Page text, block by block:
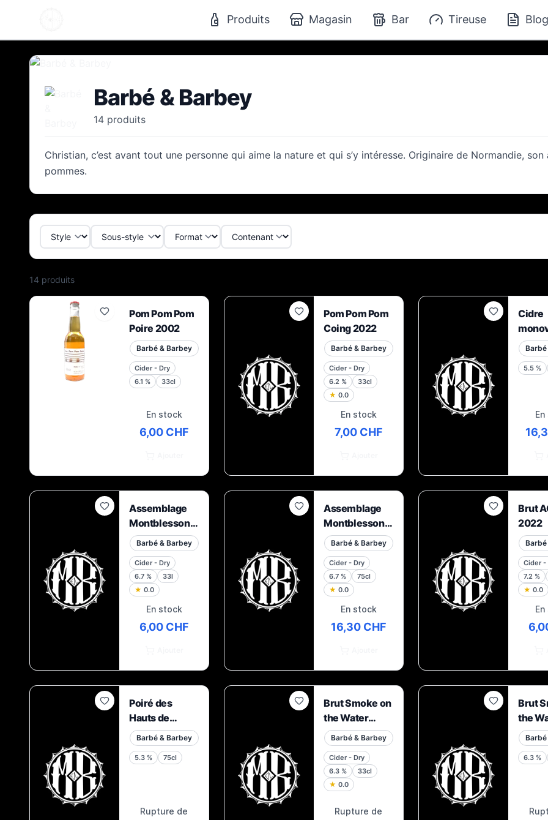
Produits Magasin Bar Tireuse Blog
Barbé & Barbey
14 produits
Christian, c’est avant tout une personne qui aime la nature et qui s’y intéresse. Originaire de Normandie,
pommes.
14 produits
Pom Pom Pom
Poire 2002
Barbé & Barbey
Cider - Dry
6.1 % 33cl
En stock
6,00 CHF
Pom Pom Pom
Coing 2022
Barbé & Barbey
Cider - Dry
6.2 %
33cl
★ 0.0
En stock
7,00 CHF
Cidre
5.5 %
Assemblage
Montblesson
(Lausanne)
2020
Barbé & Barbey
Cider - Dry
6.7 %
33l
★ 0.0
En stock
6,00 CHF
Assemblage
Montblesson
(Lausanne)
2020
Barbé & Barbey
Cider - Dry
6.7 %
75cl
★ 0.0
En stock
16,30 CHF
Brut
2022
Cider -
7.2 %
★ 0.0
Poiré des
Hauts de
Lausanne
Barbé & Barbey
5.3 % 75cl
Rupture de
Brut Smoke on
the Water
2022
Barbé & Barbey
Cider - Dry
6.3 %
33cl
★ 0.0
Rupture de
Brut
the
2022
6.3 %